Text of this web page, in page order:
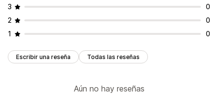
3
0
2
0
1
0
Escribir una reseña Todas las reseñas
Aún no hay reseñas